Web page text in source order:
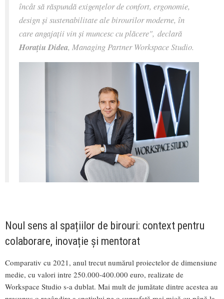
încât să răspundă exigențelor de confort, ergonomie,
design și sustenabilitate ale birourilor moderne, în
care angajații vin și muncesc cu plăcere", declară
Horațiu Didea, Managing Partner Workspace Studio.
Noul sens al spațiilor de birouri: context pentru
colaborare, inovație și mentorat
Comparativ cu 2021, anul trecut numărul proiectelor de dimensiune
medie, cu valori intre 250.000-400.000 euro, realizate de
Workspace Studio s-a dublat. Mai mult de jumătate dintre acestea au